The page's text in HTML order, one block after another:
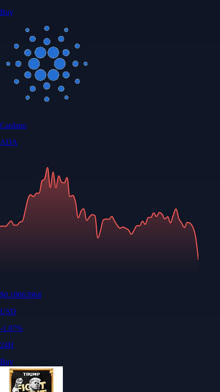
Buy
Cardano
ADA
$0.18663964
USD
-1.87%
24H
Buy